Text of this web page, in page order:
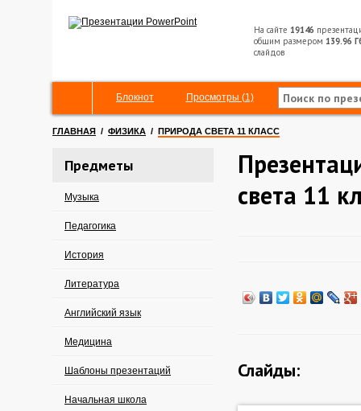
На сайте 19146
общим размером 139.96
слайдов
Блокнот Просмотры (1)
ГЛАВНАЯ / ФИЗИКА / ПРИРОДА СВЕТА 11 КЛАСС
Предметы
Музыка
Педагогика
История
Литература
Английский язык
Медицина
Шаблоны презентаций
Начальная школа
света 11
Слайды: